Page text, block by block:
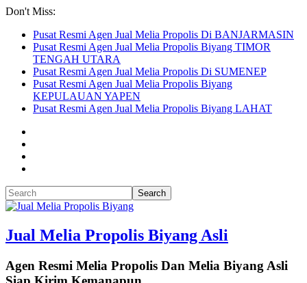
Don't Miss:
Pusat Resmi Agen Jual Melia Propolis Di BANJARMASIN
Pusat Resmi Agen Jual Melia Propolis Biyang TIMOR
TENGAH UTARA
Pusat Resmi Agen Jual Melia Propolis Di SUMENEP
Pusat Resmi Agen Jual Melia Propolis Biyang
KEPULAUAN YAPEN
Pusat Resmi Agen Jual Melia Propolis Biyang LAHAT
Jual Melia Propolis Biyang Asli
Agen Resmi Melia Propolis Dan Melia Biyang Asli